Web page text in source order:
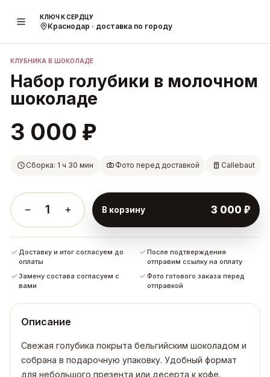
КЛЮЧ К СЕРДЦУ
Краснодар · доставка по городу
КЛУБНИКА В ШОКОЛАДЕ
Набор голубики в молочном
шоколаде
3 000 ₽
Сборка: 1 ч 30 мин Фото перед доставкой Callebaut
1 В корзину 3 000 ₽
Доставку и итог согласуем до
оплаты
После подтверждения
отправим ссылку на оплату
Замену состава согласуем с
вами
Фото готового заказа перед
отправкой
Описание
Свежая голубика покрыта бельгийским шоколадом и
собрана в подарочную упаковку. Удобный формат
для небольшого презента или десерта к кофе.